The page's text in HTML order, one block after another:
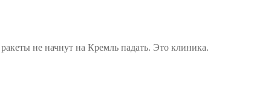
не начнут на Кремль падать. Это клиника.